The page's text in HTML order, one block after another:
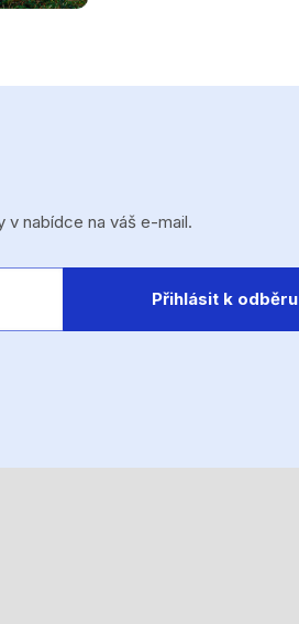
v nabídce na váš e-mail.
Přihlásit k odběru